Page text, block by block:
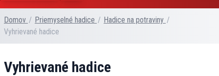
Domov / Priemyselné hadice / Hadice na potraviny /
Vyhrievané hadice
Vyhrievané hadice